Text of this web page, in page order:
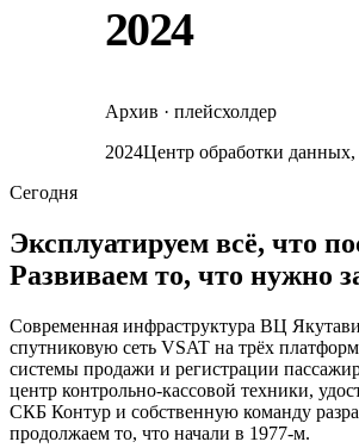
2024
Архив · плейсхолдер
2024Центр обработки
Сегодня
Эксплуатируем всё, что
Развиваем то, что нужно
Современная инфраструктура ВЦ
спутниковую сеть VSAT на трёх
системы продажи и регистрации
центр контрольно-кассовой техники,
СКБ Контур и собственную команду
продолжаем то, что начали в 1977-м.